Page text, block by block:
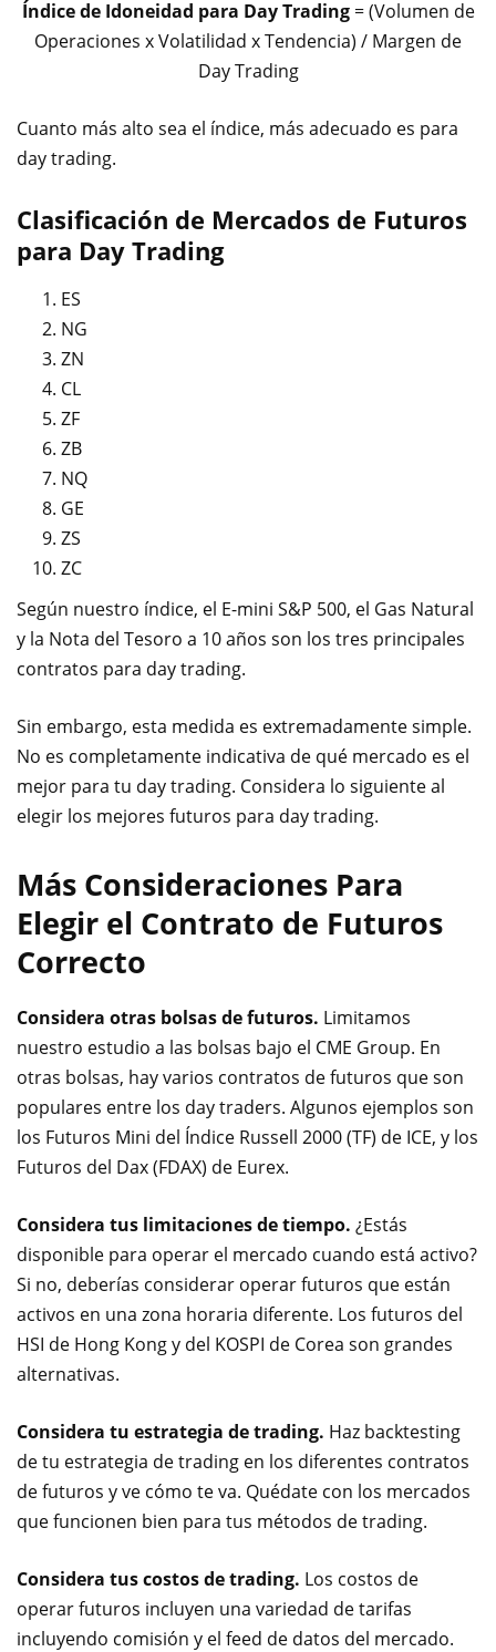
Índice de Idoneidad para Day Trading= (Volumen de
Operaciones x Volatilidad x Tendencia) / Margen de
Day Trading
Cuanto más alto sea el índice, más adecuado es para
day trading.
Clasificación de Mercados de Futuros
para Day Trading
ES
NG
ZN
CL
ZF
ZB
NQ
GE
ZS
ZC
Según nuestro índice, el E-mini S&P 500, el Gas Natural
y la Nota del Tesoro a 10 años son los tres principales
contratos para day trading.
Sin embargo, esta medida es extremadamente simple.
No es completamente indicativa de qué mercado es el
mejor para tu day trading. Considera lo siguiente al
elegir los mejores futuros para day trading.
Más Consideraciones Para
Elegir el Contrato de Futuros
Correcto
Considera otras bolsas de futuros. Limitamos
nuestro estudio a las bolsas bajo el CME Group. En
otras bolsas, hay varios contratos de futuros que son
populares entre los day traders. Algunos ejemplos son
los Futuros Mini del Índice Russell 2000 (TF) de ICE, y los
Futuros del Dax (FDAX) de Eurex.
Considera tus limitaciones de tiempo. ¿Estás
disponible para operar el mercado cuando está activo?
Si no, deberías considerar operar futuros que están
activos en una zona horaria diferente. Los futuros del
HSI de Hong Kong y del KOSPI de Corea son grandes
alternativas.
Considera tu estrategia de trading. Haz backtesting
de tu estrategia de trading en los diferentes contratos
de futuros y ve cómo te va. Quédate con los mercados
que funcionen bien para tus métodos de trading.
Considera tus costos de trading. Los costos de
operar futuros incluyen una variedad de tarifas
incluyendo comisión y el feed de datos del mercado.